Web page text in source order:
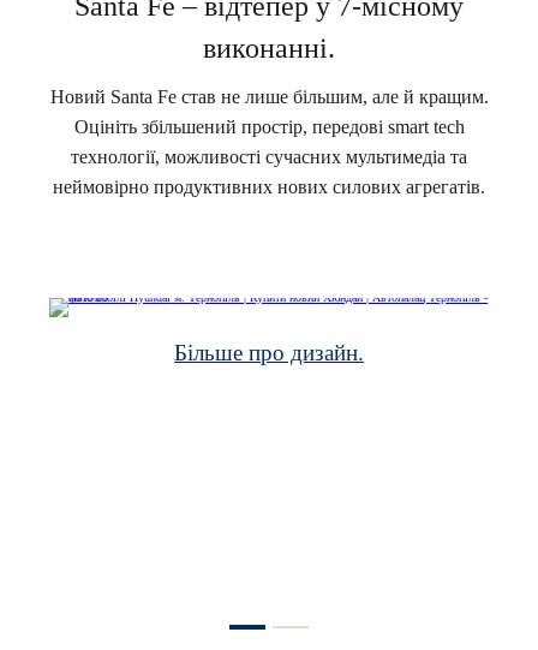
Santa Fe – відтепер у 7-місному
виконанні.
Новий Santa Fe став не лише більшим, але й кращим.
Оцініть збільшений простір, передові smart tech
технології, можливості сучасних мультимедіа та
неймовірно продуктивних нових силових агрегатів.
Більше про дизайн.